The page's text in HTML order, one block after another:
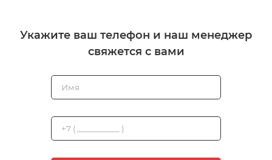
Укажите ваш телефон и наш менеджер
свяжется с вами